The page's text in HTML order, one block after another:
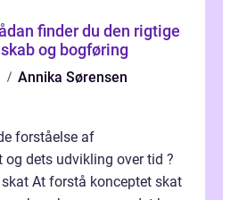
og bogføring
Annika Sørensen
forståelse af
og dets udvikling over tid ?
At forstå konceptet skat